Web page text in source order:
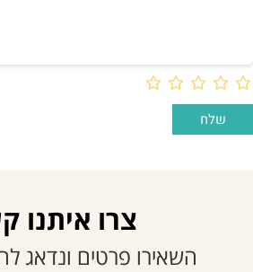
צרו איתנו
השאירו פרטים ונדאג